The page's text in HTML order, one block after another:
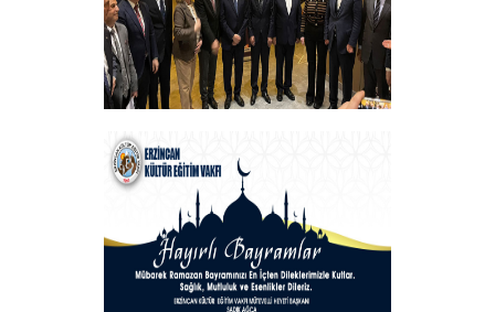
Vakfımızın Geleneksel İftar Programı
+